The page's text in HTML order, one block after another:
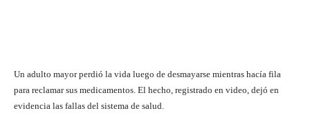
Un adulto mayor perdió la vida luego de desmayarse mientras hacía fila
para reclamar sus medicamentos. El hecho, registrado en video, dejó en
evidencia las fallas del sistema de salud.